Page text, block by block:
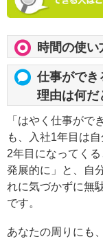
時間の使い
仕事ができ
理由は何だ
「はやく仕事がで
も、入社1年目は
2年目になってく
発展的に」と、自
れに気づかずに無
です。
あなたの周りにも